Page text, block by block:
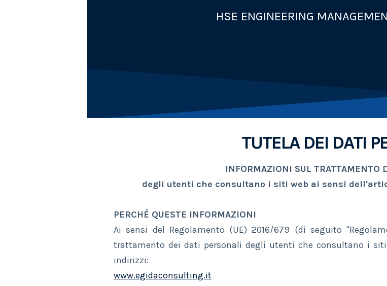
HSE ENGINEERING
TUTELA DEI DATI
INFORMAZIONI SUL TRATTAMENTO
degli utenti che consultano i siti web ai sensi
PERCHÉ QUESTE INFORMAZIONI
Ai sensi del Regolamento (UE) 2016/679 (di seguito
trattamento dei dati personali degli utenti che consultano i
indirizzi:
www.egidaconsulting.it